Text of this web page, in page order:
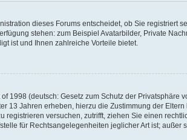
dieses Forums entscheidet, ob Sie registriert
stehen: zum Beispiel Avatarbilder, Private
ist und Ihnen zahlreiche Vorteile bietet.
1998 (deutsch: Gesetz zum Schutz der
13 Jahren erheben, hierzu die Zustimmung der
registrieren versuchen, zutrifft, ziehen Sie einen
für Rechtsangelegenheiten jeglicher Art ist;